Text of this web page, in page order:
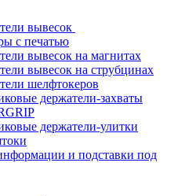
вывесок
с печатью
вывесок на магнитах
вывесок на струбцинах
шелфтокеров
держатели-захваты
держатели-улитки
и подставки под